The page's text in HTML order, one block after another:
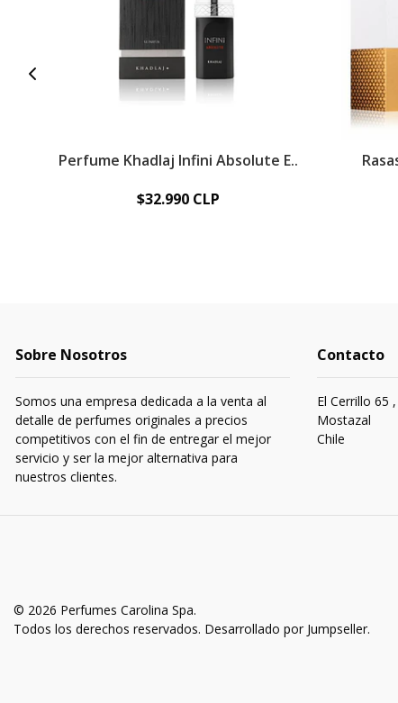
Perfume Khadlaj Infini Absolute E..
$32.990 CLP
Sobre Nosotros
Somos una empresa dedicada a la venta al
detalle de perfumes originales a precios
competitivos con el fin de entregar el mejor
servicio y ser la mejor alternativa para
nuestros clientes.
Contacto
El Cerrillo 65
Mostazal
Chile
© 2026 Perfumes Carolina Spa.
Todos los derechos reservados. Desarrollado por Jumpseller.